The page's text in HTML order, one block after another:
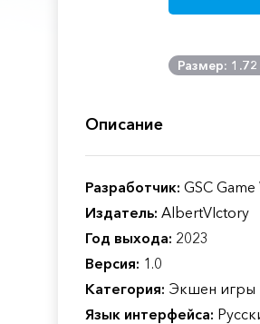
Размер: 1.72
Описание
Разработчик: GSC
Издатель: AlbertVIctory
Год выхода: 2023
Версия: 1.0
Категория: Экшен игры
Язык интерфейса: